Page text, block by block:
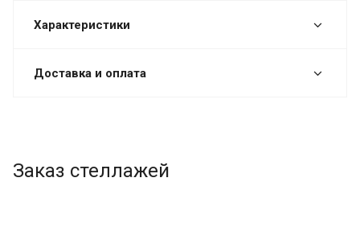
Характеристики
Доставка и оплата
Заказ стеллажей